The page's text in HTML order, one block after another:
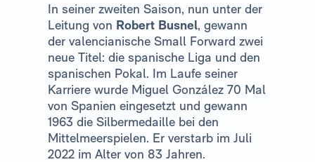
In seiner zweiten Saison, nun unter der
Leitung von Robert Busnel, gewann
der valencianische Small Forward zwei
neue Titel: die spanische Liga und den
spanischen Pokal. Im Laufe seiner
Karriere wurde Miguel González 70 Mal
von Spanien eingesetzt und gewann
1963 die Silbermedaille bei den
Mittelmeerspielen. Er verstarb im Juli
2022 im Alter von 83 Jahren.